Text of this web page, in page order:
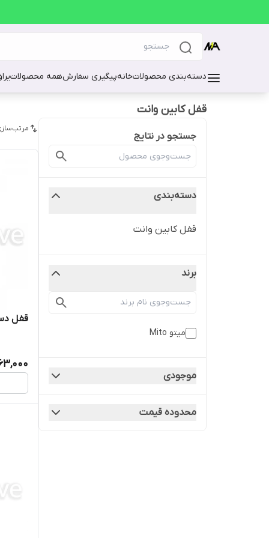
دسته‌بندی محصولاتخانهپیگیری سفارشهمه محصولات
قفل کابین وانت
جستجو در نتایج
دسته‌بندی
قفل کابین وانت
برند
میتو Mito
موجودی
محدوده قیمت
قفل